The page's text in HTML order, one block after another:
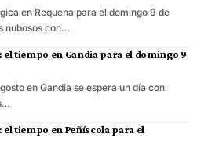
en Requena para el domingo 9 de
nubosos con…
el tiempo en Gandia para el domingo 9
en Gandia se espera un día con
el tiempo en Peñíscola para el